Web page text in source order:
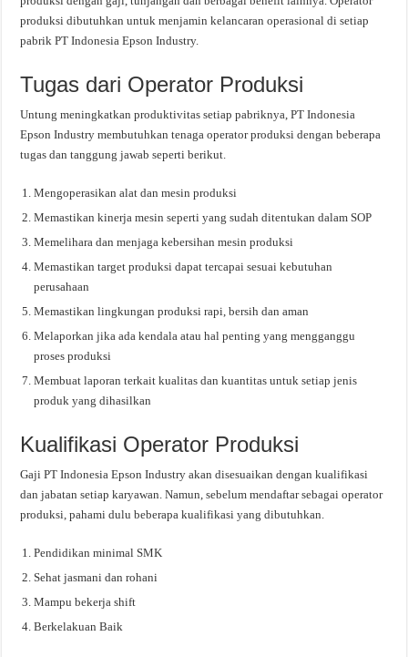
produksi dibutuhkan untuk menjamin kelancaran operasional di setiap
pabrik PT Indonesia Epson Industry.
Tugas dari Operator Produksi
Untung meningkatkan produktivitas setiap pabriknya, PT Indonesia
Epson Industry membutuhkan tenaga operator produksi dengan beberapa
tugas dan tanggung jawab seperti berikut.
Mengoperasikan alat dan mesin produksi
Memastikan kinerja mesin seperti yang sudah ditentukan dalam SOP
Memelihara dan menjaga kebersihan mesin produksi
Memastikan target produksi dapat tercapai sesuai kebutuhan
perusahaan
Memastikan lingkungan produksi rapi, bersih dan aman
Melaporkan jika ada kendala atau hal penting yang mengganggu
proses produksi
Membuat laporan terkait kualitas dan kuantitas untuk setiap jenis
produk yang dihasilkan
Kualifikasi Operator Produksi
Gaji PT Indonesia Epson Industry akan disesuaikan dengan kualifikasi
dan jabatan setiap karyawan. Namun, sebelum mendaftar sebagai operator
produksi, pahami dulu beberapa kualifikasi yang dibutuhkan.
Pendidikan minimal SMK
Sehat jasmani dan rohani
Mampu bekerja shift
Berkelakuan Baik